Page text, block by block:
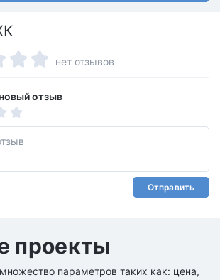
нет отзывов
отзыв
Отправить
проекты
параметров таких как: цена,